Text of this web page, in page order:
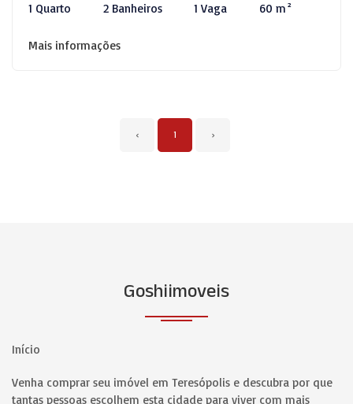
1 Quarto 2 Banheiros 1 Vaga 60 m²
Mais informações
‹ 1 ›
Goshiimoveis
Início
Venha comprar seu imóvel em Teresópolis e descubra por que
tantas pessoas escolhem esta cidade para viver com mais